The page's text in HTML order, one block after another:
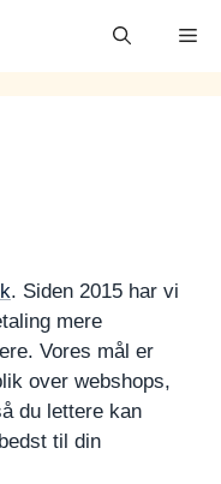
. Siden 2015 har vi
mere
Vores mål er
over webshops,
du lettere kan
til din